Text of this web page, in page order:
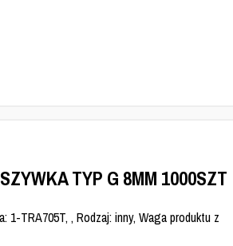
TYP G 8MM 1000SZT
1-TRA705T, , Rodzaj: inny, Waga produktu z